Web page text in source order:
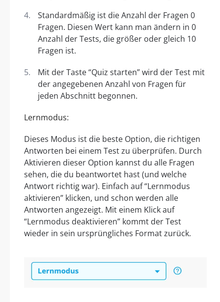
Standardmäßig ist die Anzahl der Fragen 0
Fragen. Diesen Wert kann man ändern in 0
Anzahl der Tests, die größer oder gleich 10
Fragen ist.
Mit der Taste “Quiz starten” wird der Test mit
der angegebenen Anzahl von Fragen für
jeden Abschnitt begonnen.
Lernmodus:
Dieses Modus ist die beste Option, die richtigen
Antworten bei einem Test zu überprüfen. Durch
Aktivieren dieser Option kannst du alle Fragen
sehen, die du beantwortet hast (und welche
Antwort richtig war). Einfach auf “Lernmodus
aktivieren” klicken, und schon werden alle
Antworten angezeigt. Mit einem Klick auf
“Lernmodus deaktivieren” kommt der Test
wieder in sein ursprüngliches Format zurück.